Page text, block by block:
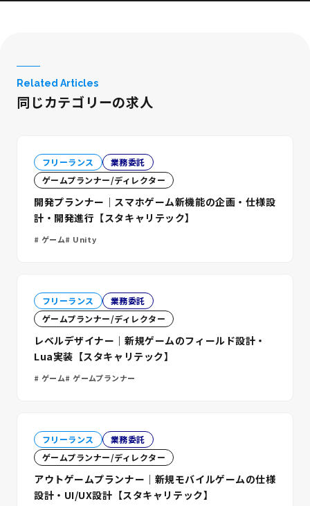
Related Articles
同じカテゴリーの求人
フリーランス
業務委託
ゲームプランナー/ディレクター
開発プランナー｜スマホゲーム新機能の企画・仕様設
計・開発進行【スタキャリテック】
ゲーム Unity
フリーランス
業務委託
ゲームプランナー/ディレクター
レベルデザイナー｜新規ゲームのフィールド設計・
Lua実装【スタキャリテック】
ゲーム ゲームプランナー
フリーランス
業務委託
ゲームプランナー/ディレクター
アウトゲームプランナー｜新規モバイルゲームの仕様
設計・UI/UX設計【スタキャリテック】